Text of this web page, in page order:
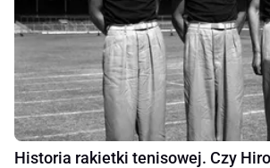
Historia rakietki tenisowej. Czy